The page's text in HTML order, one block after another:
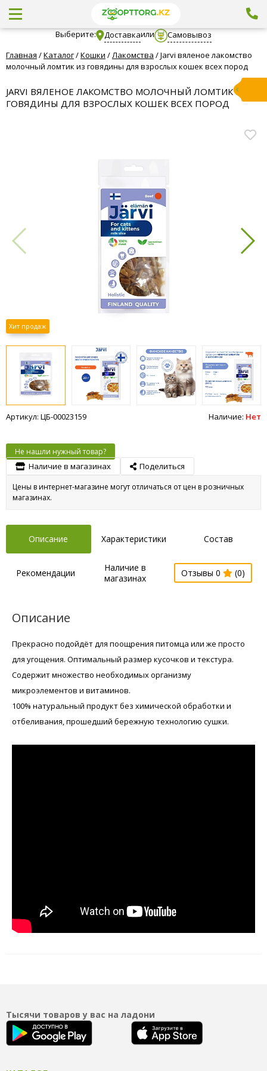
Выберите: Доставкаили
Самовывоз
Главная /Каталог/Кошки /Лакомства /Jarvi вяленое лакомство
молочный ломтик из говядины для взрослых кошек всех пород
JARVI ВЯЛЕНОЕ ЛАКОМСТВО МОЛОЧНЫЙ ЛОМТИК ИЗ
ГОВЯДИНЫ ДЛЯ ВЗРОСЛЫХ КОШЕК ВСЕХ ПОРОД
Хит продаж
Артикул: ЦБ-00023159 Наличие: Нет
Не нашли нужный товар?
Наличие в магазинах Поделиться
Цены в интернет-магазине могут отличаться от цен в розничных
магазинах.
Описание Характеристики Состав
Рекомендации
Наличие в
магазинах
Отзывы 0 (0)
Описание
Прекрасно подойдёт для поощрения питомца или же просто
для угощения. Оптимальный размер кусочков и текстура.
Содержит множество необходимых организму
микроэлементов и витаминов.
100% натуральный продукт без химической обработки и
отбеливания, прошедший бережную технологию сушки.
Тысячи товаров у вас на ладони